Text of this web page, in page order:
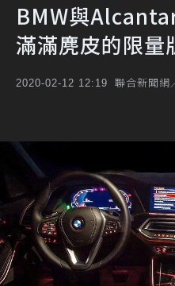
BMW與
滿滿麂皮的限量
2020-02-12 12:19 聯合新聞網